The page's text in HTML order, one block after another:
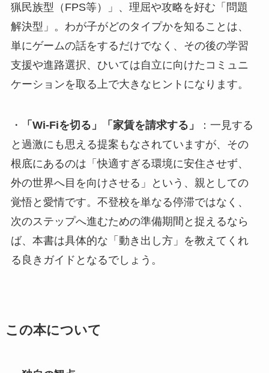
猟民族型（FPS等）」、理屈や攻略を好む「問題
解決型」。わが子がどのタイプかを知ることは、
単にゲームの話をするだけでなく、その後の学習
支援や進路選択、ひいては自立に向けたコミュニ
ケーションを取る上で大きなヒントになります。
・ 「Wi-Fiを切る」「家賃を請求する」
：一見する
と過激にも思える提案もなされていますが、その
根底にあるのは「快適すぎる環境に安住させず、
外の世界へ目を向けさせる」という、親としての
覚悟と愛情です。不登校を単なる停滞ではなく、
次のステップへ進むための準備期間と捉えるなら
ば、本書は具体的な「動き出し方」を教えてくれ
る良きガイドとなるでしょう。
この本について